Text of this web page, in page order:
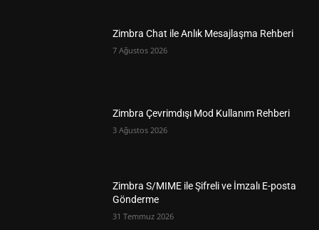
Zimbra Chat ile Anlık Mesajlaşma Rehberi
7 Ağustos 2026
Zimbra Çevrimdışı Mod Kullanım Rehberi
3 Ağustos 2026
Zimbra S/MIME ile Şifreli ve İmzalı E-posta
Gönderme
31 Temmuz 2026